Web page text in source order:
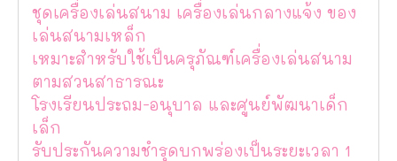
ชุดเครื่องเล่นสนาม เครื่องเล่นกลางแจ้ง ของ
เล่นสนามเหล็ก
เหมาะสำหรับใช้เป็นครุภัณฑ์เครื่องเล่นสนาม
ตามสวนสาธารณะ
โรงเรียนประถม-อนุบาล และศูนย์พัฒนาเด็ก
เล็ก
รับประกันความชำรุดบกพร่องเป็นระยะเวลา 1